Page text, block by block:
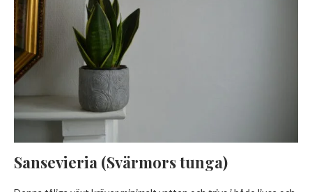
Sansevieria (Svärmors tunga)